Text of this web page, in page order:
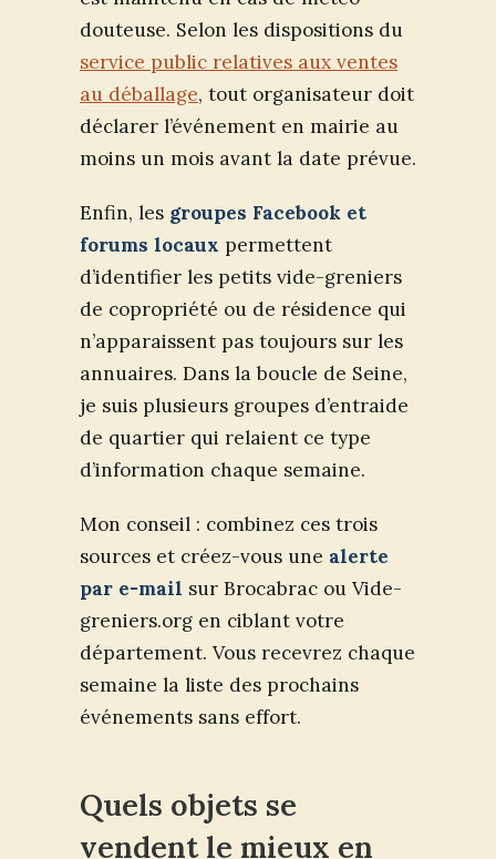
douteuse. Selon les dispositions du
service public relatives aux ventes
au déballage, tout organisateur doit
déclarer l’événement en mairie au
moins un mois avant la date prévue.
Enfin, les groupes Facebook et
forums locaux permettent
d’identifier les petits vide-greniers
de copropriété ou de résidence qui
n’apparaissent pas toujours sur les
annuaires. Dans la boucle de Seine,
je suis plusieurs groupes d’entraide
de quartier qui relaient ce type
d’information chaque semaine.
Mon conseil : combinez ces trois
sources et créez-vous une alerte
par e-mail sur Brocabrac ou Vide-
greniers.org en ciblant votre
département. Vous recevrez chaque
semaine la liste des prochains
événements sans effort.
Quels objets se
vendent le mieux en